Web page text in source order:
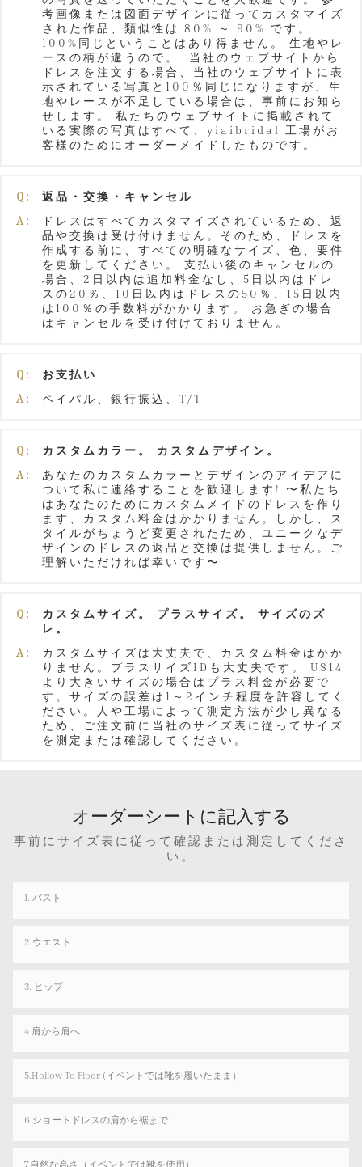
考画像または図面デザインに従ってカスタマイズ
された作品、類似性は 80% ～ 90% です。
100%同じということはあり得ません。 生地やレ
ースの柄が違うので。 当社のウェブサイトから
ドレスを注文する場合、当社のウェブサイトに表
示されている写真と100％同じになりますが、生
地やレースが不足している場合は、事前にお知ら
せします。 私たちのウェブサイトに掲載されて
いる実際の写真はすべて、yiaibridal 工場がお
客様のためにオーダーメイドしたものです。
Q:
返品・交換・キャンセル
A:
ドレスはすべてカスタマイズされているため、返
品や交換は受け付けません。そのため、ドレスを
作成する前に、すべての明確なサイズ、色、要件
を更新してください。 支払い後のキャンセルの
場合、2日以内は追加料金なし、5日以内はドレ
スの20％、10日以内はドレスの50％、15日以内
は100％の手数料がかかります。 お急ぎの場合
はキャンセルを受け付けておりません。
Q:
お支払い
A:
ペイパル、銀行振込、T/T
Q:
カスタムカラー。 カスタムデザイン。
A:
あなたのカスタムカラーとデザインのアイデアに
ついて私に連絡することを歓迎します! 〜私たち
はあなたのためにカスタムメイドのドレスを作り
ます、カスタム料金はかかりません。しかし、ス
タイルがちょうど変更されたため、ユニークなデ
ザインのドレスの返品と交換は提供しません。ご
理解いただければ幸いです〜
Q:
カスタムサイズ。 プラスサイズ。 サイズのズ
レ。
A:
カスタムサイズは大丈夫で、カスタム料金はかか
りません。プラスサイズIDも大丈夫です。 US14
より大きいサイズの場合はプラス料金が必要で
す。サイズの誤差は1～2インチ程度を許容してく
ださい。人や工場によって測定方法が少し異なる
ため、ご注文前に当社のサイズ表に従ってサイズ
を測定または確認してください。
オーダーシートに記入する
事前にサイズ表に従って確認または測定してくださ
い。
1. バスト
2.ウエスト
3. ヒップ
4.肩から肩へ
5.Hollow To Floor (イベントでは靴を履いたまま）
6.ショートドレスの肩から裾まで
7.自然な高さ（イベントでは靴を使用）